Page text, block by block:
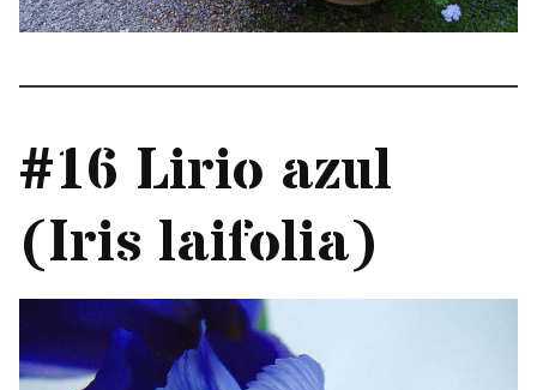
#16 Lirio azul
(Iris laifolia)